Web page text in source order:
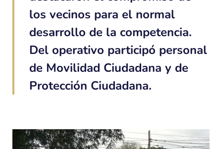
los vecinos para el normal
desarrollo de la competencia.
Del operativo participó personal
de Movilidad Ciudadana y de
Protección Ciudadana.